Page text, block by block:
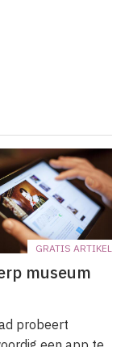
GRATIS ARTIKEL
museum
probeert